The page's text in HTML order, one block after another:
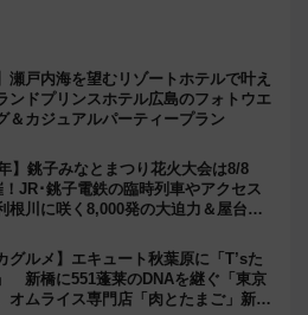
瀬戸内海を望むリゾートホテルで叶え
ンドプリンスホテル広島のフォトウエ
＆カジュアルパーティープラン
年】銚子みなとまつり花火大会は8/8
！JR･銚子電鉄の臨時列車やアクセス
根川に咲く8,000発の大迫力＆屋台を
グルメ】エキュート秋葉原に「T’sた
新橋に551蓬莱のDNAを継ぐ「東京
オムライス専門店「肉とたまご」新グ